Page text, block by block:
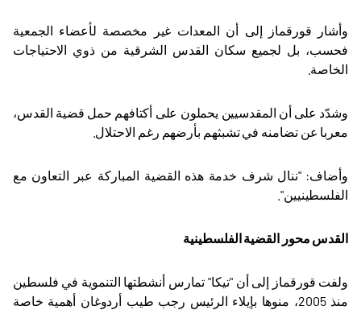
وأشار قورقماز إلى أن المعدات غير مخصصة لأعضاء الجمعية
فحسب، بل لجميع سكان القدس الشرقية من ذوي الاحتياجات
الخاصة
وشدّد على أن المقدسيين يحملون على أكتافهم حمل قضية القدس،
معربا عن تضامنه في تشبثهم بأرضهم رغم الاحتلال
وأضاف: "ننال شرف خدمة هذه القضية المباركة عبر التعاون مع
الفلسطينيين"
القدس محور القضية الفلسطينية
ولفت قورقماز إلى أن "تيكا" تمارس أنشطتها التنموية في فلسطين
منذ 2005، منوها بإيلاء الرئيس رجب طيب أردوغان أهمية خاصة